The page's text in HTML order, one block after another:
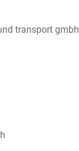
transport gmbh